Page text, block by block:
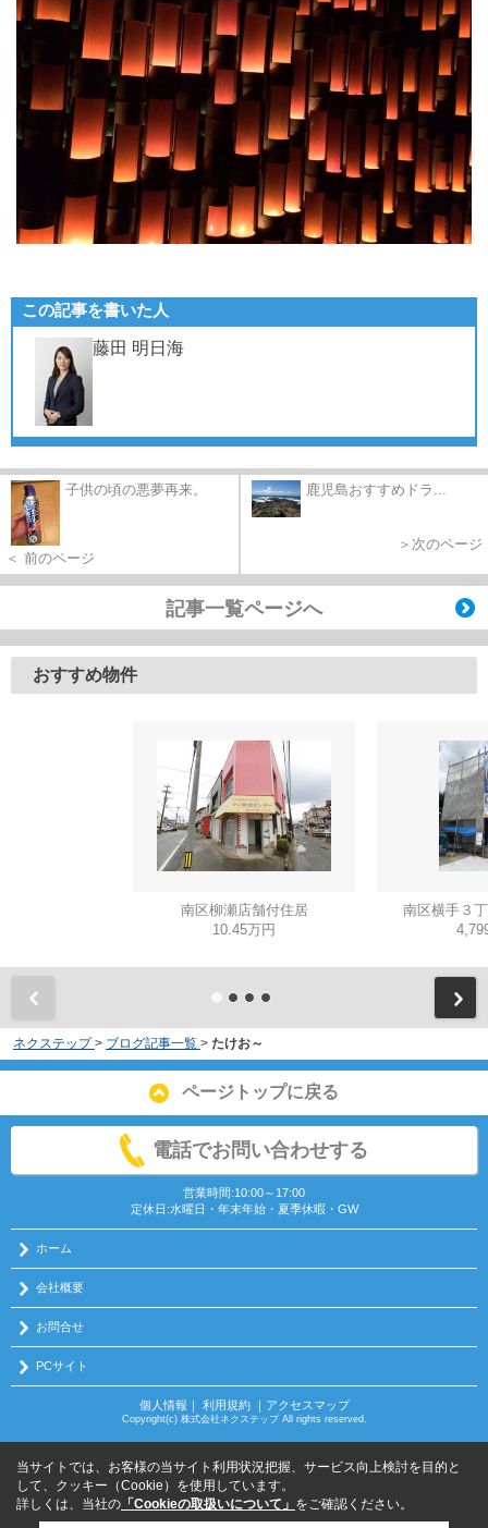
この記事を書いた人
藤田 明日海
子供の頃の悪夢再来。
＜ 前のページ
鹿児島おすすめドラ...
＞次のページ
記事一覧ページへ
おすすめ物件
南区柳瀬店舗付住居
10.45万円
南区横手３
ネクステップ > ブログ記事一覧 > たけお～
ページトップに戻る
電話でお問い合わせする
営業時間:10:00～17:00
定休日:水曜日・年末年始・夏季休暇・GW
ホーム
会社概要
お問合せ
PCサイト
個人情報 ｜ 利用規約｜ アクセスマップ
Copyright(c) 株式会社ネクステップ All rights reserved.
当サイトでは、お客様の当サイト利用状況把握、サービス向上検討を目的と
して、クッキー（Cookie）を使用しています。
詳しくは、当社の 「Cookieの取扱いについて」 をご確認ください。